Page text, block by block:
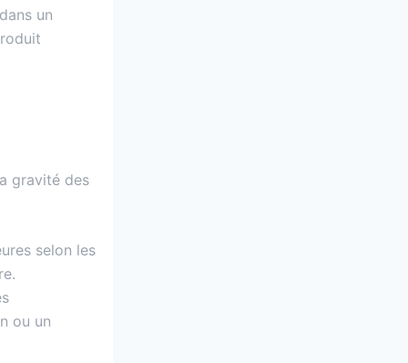
un
gravité des
selon les
ou un